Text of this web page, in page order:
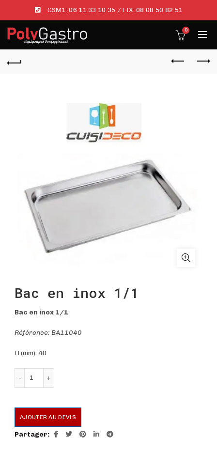
GSM1:06 11 33 10 35 / FIX: 08 08 50 82 51
0
Bac en inox 1/1
Bac en inox 1/1
Référence: BA11040
H (mm): 40
AJOUTER AU DEVIS
Partager